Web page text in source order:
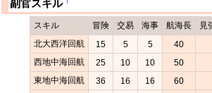
副官スキル
スキル 冒険 交易 海事 航海長
見
北大西洋回航
15 5 5
40
西地中海回航
25 10 10
50
東地中海回航
36 16 16
60